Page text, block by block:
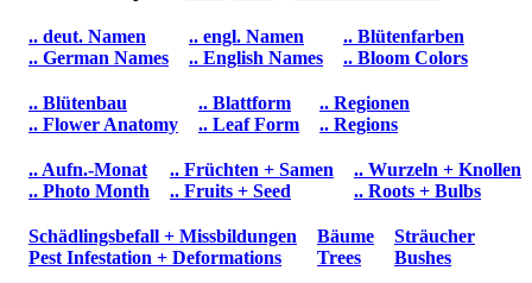
.. deut. Namen
.. German Names
.. engl. Namen
.. English Names
.. Blütenfarben
.. Bloom Colors
.. Blütenbau
.. Flower Anatomy
.. Blattform
.. Leaf Form
.. Regionen
.. Regions
.. Aufn.-Monat
.. Photo Month
.. Früchten + Samen
.. Fruits + Seed
.. Wurzeln + Knollen
.. Roots + Bulbs
Schädlingsbefall + Missbildungen
Pest Infestation + Deformations
Bäume
Trees
Sträucher
Bushes